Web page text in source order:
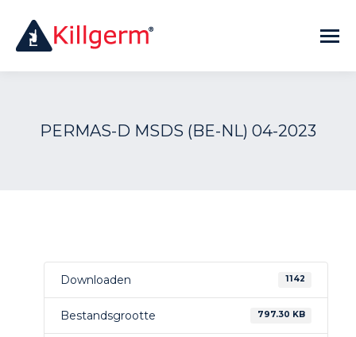
PERMAS-D MSDS (BE-NL) 04-2023
Downloaden 1142
Bestandsgrootte 797.30 KB